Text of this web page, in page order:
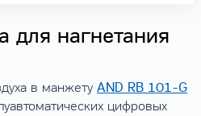
для нагнетания
в манжету AND RB 101-G
цифровых